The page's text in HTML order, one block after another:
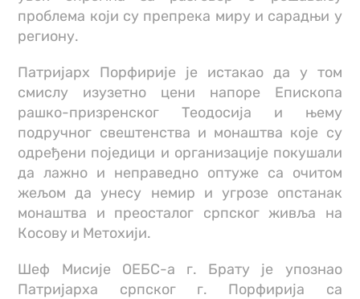
проблема који су препрека миру и сарадњи у
региону.
Патријарх Порфирије је истакао да у том
смислу изузетно цени напоре Епископа
рашко-призренског Теодосија и њему
подручног свештенства и монаштва које су
одређени поједици и организације покушали
да лажно и неправедно оптуже са очитом
жељом да унесу немир и угрозе опстанак
монаштва и преосталог српског живља на
Косову и Метохији.
Шеф Мисије ОЕБС-а г. Брату је упознао
Патријарха српског г. Порфирија са